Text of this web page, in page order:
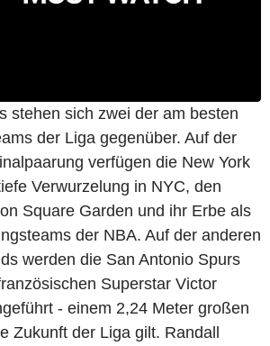
stehen sich zwei der am besten
der Liga gegenüber. Auf der
verfügen die New York
Verwurzelung in NYC, den
Square Garden und ihr Erbe als
der NBA. Auf der anderen
werden die San Antonio Spurs
Superstar Victor
- einem 2,24 Meter großen
Zukunft der Liga gilt. Randall